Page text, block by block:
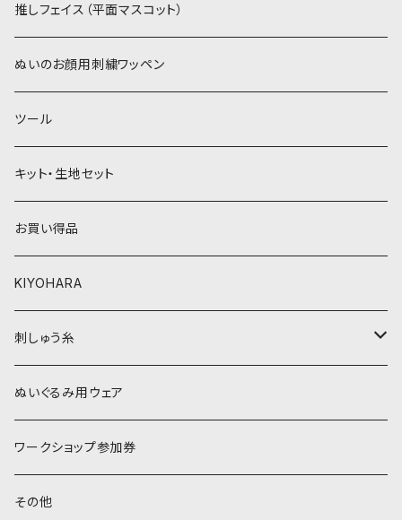
パウダーボア（4mm）
ウィッグボア（8cm）
黄色・クリーム系
ベージュ・ブラウン系
黄色・クリーム系
ベージュ・ブラウン系
リボン
推しフェイス（平面マスコット）
ぬいのお顔用刺繍ワッペン
ツール
キット・生地セット
お買い得品
KIYOHARA
刺しゅう糸
COSMO 25番刺しゅう糸
ぬいぐるみ用ウェア
ワークショップ参加券
その他